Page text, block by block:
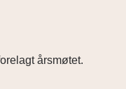
årsmøtet.